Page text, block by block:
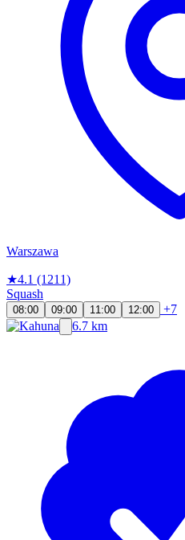
Warszawa
★4.1 (1211)
Squash
08:00 09:00 11:00 12:00
+7
6.7 km